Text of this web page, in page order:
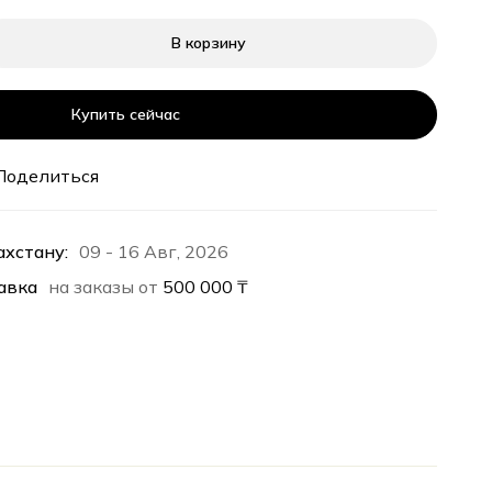
В корзину
Купить сейчас
09 - 16 Авг, 2026
на заказы от 500 000 ₸